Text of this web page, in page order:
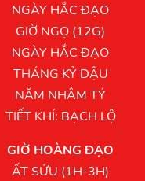
NGÀY HẮC ĐẠO
GIỜ NGỌ (12G)
NGÀY HẮC ĐẠO
THÁNG KỶ DẬU
NĂM NHÂM TÝ
TIẾT KHÍ: BẠCH LỘ
GIỜ HOÀNG ĐẠO
ẤT SỬU (1H-3H)